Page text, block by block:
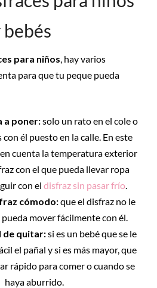
bebés
para niños, hay varios
para que tu peque pueda
a poner:solo un rato en el cole o
con él puesto en la calle. En este
cuenta la temperatura exterior
con el que pueda llevar ropa
con el disfraz sin pasar frío.
cómodo:que el disfraz no le
mover fácilmente con él.
de quitar:si es un bebé que se le
el pañal y si es más mayor, que
rápido para comer o cuando se
haya aburrido.